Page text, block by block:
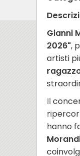
Gianni
2026",
artisti
Il
hanno